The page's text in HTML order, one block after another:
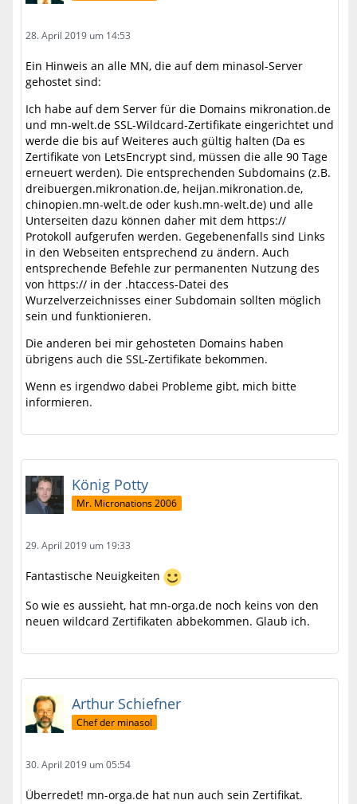
28. April 2019 um 14:53
Ein Hinweis an alle MN, die auf dem minasol-Server
gehostet sind:
Ich habe auf dem Server für die Domains mikronation.de
und mn-welt.de SSL-Wildcard-Zertifikate eingerichtet und
werde die bis auf Weiteres auch gültig halten (Da es
Zertifikate von LetsEncrypt sind, müssen die alle 90 Tage
erneuert werden). Die entsprechenden Subdomains (z.B.
dreibuergen.mikronation.de, heijan.mikronation.de,
chinopien.mn-welt.de oder kush.mn-welt.de) und alle
Unterseiten dazu können daher mit dem https://
Protokoll aufgerufen werden. Gegebenenfalls sind Links
in den Webseiten entsprechend zu ändern. Auch
entsprechende Befehle zur permanenten Nutzung des
von https:// in der .htaccess-Datei des
Wurzelverzeichnisses einer Subdomain sollten möglich
sein und funktionieren.
Die anderen bei mir gehosteten Domains haben
übrigens auch die SSL-Zertifikate bekommen.
Wenn es irgendwo dabei Probleme gibt, mich bitte
informieren.
König Potty
Mr. Micronations 2006
29. April 2019 um 19:33
Fantastische Neuigkeiten
So wie es aussieht, hat mn-orga.de noch keins von den
neuen wildcard Zertifikaten abbekommen. Glaub ich.
Arthur Schiefner
Chef der minasol
30. April 2019 um 05:54
Überredet! mn-orga.de hat nun auch sein Zertifikat.